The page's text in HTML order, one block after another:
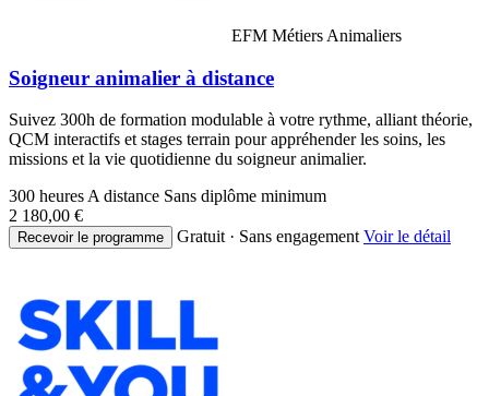
EFM Métiers Animaliers
Soigneur animalier à distance
Suivez 300h de formation modulable à votre rythme, alliant théorie,
QCM interactifs et stages terrain pour appréhender les soins, les
missions et la vie quotidienne du soigneur animalier.
300 heures A distance Sans diplôme minimum
2 180,00 €
Recevoir le programme Gratuit · Sans engagement Voir le détail